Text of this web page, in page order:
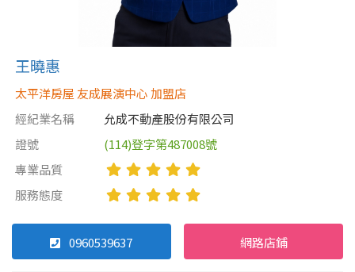
王曉惠
太平洋房屋 友成展演中心 加盟店
經紀業名稱
允成不動產股份有限公司
證號
(114)登字第487008號
專業品質
服務態度
0960539637 網路店鋪